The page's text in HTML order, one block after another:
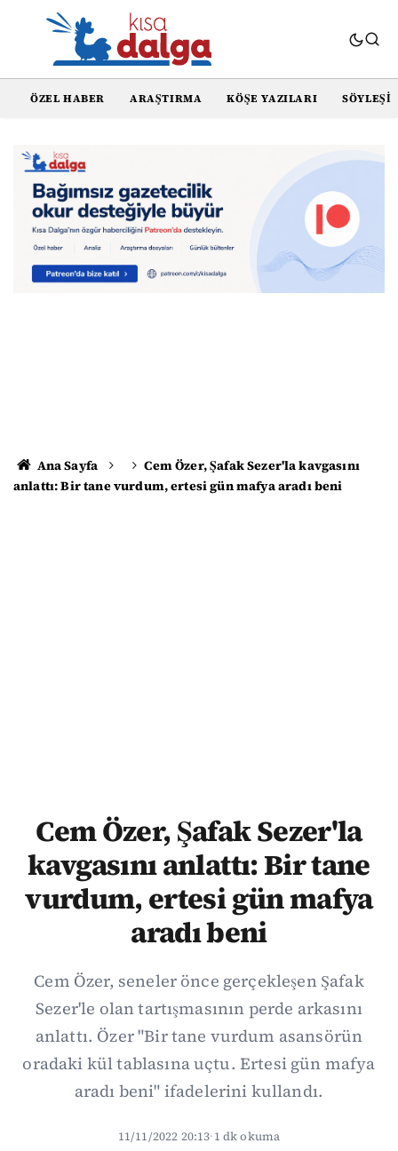
ÖZEL HABER ARAŞTIRMA KÖŞE YAZILARI SÖYLEŞI
Ana Sayfa
Cem Özer, Şafak Sezer'la kavgasını
anlattı: Bir tane vurdum, ertesi gün mafya aradı beni
Cem Özer, Şafak Sezer'la
kavgasını anlattı: Bir tane
vurdum, ertesi gün mafya
aradı beni
Cem Özer, seneler önce gerçekleşen Şafak
Sezer'le olan tartışmasının perde arkasını
anlattı. Özer "Bir tane vurdum asansörün
oradaki kül tablasına uçtu. Ertesi gün mafya
aradı beni" ifadelerini kullandı.
11/11/2022 20:13·1 dk okuma